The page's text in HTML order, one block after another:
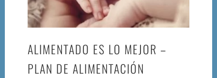
Bebé
Tiene
HAMBRE
ALIMENTADO ES LO MEJOR –
PLAN DE ALIMENTACIÓN